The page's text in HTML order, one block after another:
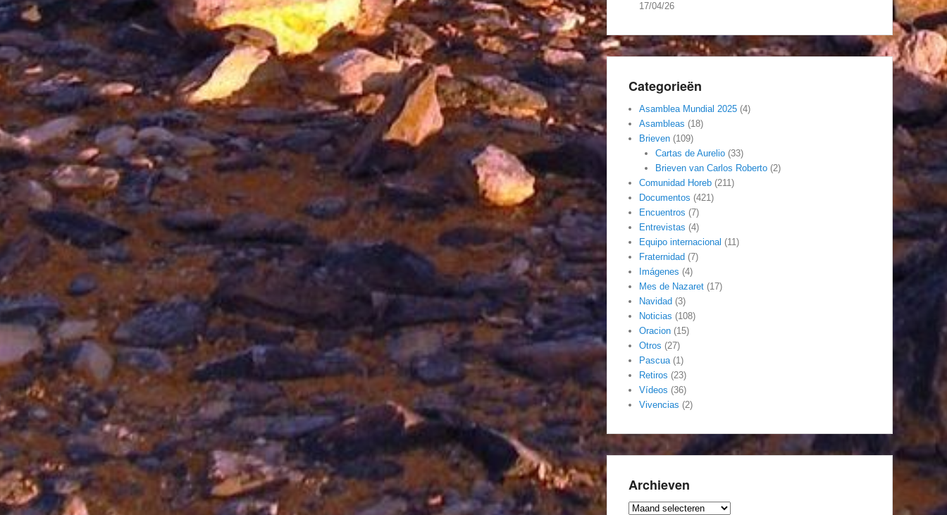
17/04/26
Categorieën
Asamblea Mundial 2025 (4)
Asambleas (18)
Brieven (109)
Cartas de Aurelio(33)
Brieven van Carlos Roberto(2)
Comunidad Horeb (211)
Documentos (421)
Encuentros (7)
Entrevistas (4)
Equipo internacional (11)
Fraternidad (7)
Imágenes (4)
Mes de Nazaret (17)
Navidad (3)
Noticias (108)
Oracion (15)
Otros (27)
Pascua(1)
Retiros (23)
Vídeos (36)
Vivencias (2)
Archieven
Archieven